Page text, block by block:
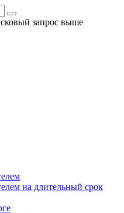
запрос выше
на длительный срок